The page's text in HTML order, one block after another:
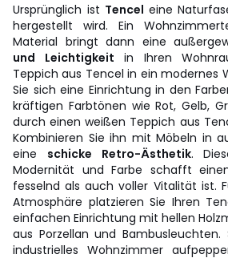
Ursprünglich ist Tencel eine
hergestellt wird. Ein
Material bringt dann eine
und Leichtigkeit in Ihren
Teppich aus Tencel in ein modernes
Sie sich eine Einrichtung in den
kräftigen Farbtönen wie Rot, Gelb,
durch einen weißen Teppich aus
Kombinieren Sie ihn mit Möbeln in
eine schicke Retro-Ästhetik.
Modernität und Farbe schafft
fesselnd als auch voller Vitalität ist.
Atmosphäre platzieren Sie Ihren
einfachen Einrichtung mit hellen
aus Porzellan und
industrielles Wohnzimmer